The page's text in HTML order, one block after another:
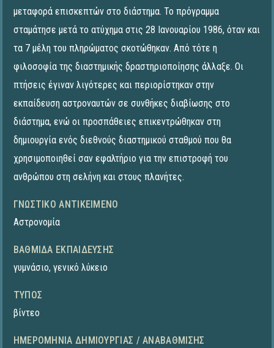
μεταφορά επισκεπτών στο διάστημα. Το πρόγραμμα
σταμάτησε μετά το ατύχημα στις 28 Ιανουαρίου 1986, όταν και
τα 7 μέλη του πληρώματος σκοτώθηκαν. Από τότε η
φιλοσοφία της διαστημικής δραστηριοποίησης άλλαξε. Οι
πτήσεις έγιναν λιγότερες και περιορίστηκαν στην
εκπαίδευση αστροναυτών σε συνθήκες διαβίωσης στο
διάστημα, ενώ οι προσπάθειες επικεντρώθηκαν στη
δημιουργία ενός διεθνούς διαστημικού σταθμού που θα
χρησιμοποιηθεί σαν εφαλτήριο για την επιστροφή του
ανθρώπου στη σελήνη και στους πλανήτες.
ΓΝΩΣΤΙΚΌ ΑΝΤΙΚΕΊΜΕΝΟ
Αστρονομία
ΒΑΘΜΊΔΑ ΕΚΠΑΊΔΕΥΣΗΣ
γυμνάσιο, γενικό λύκειο
ΤΎΠΟΣ
βίντεο
ΗΜΕΡΟΜΗΝΊΑ ΔΗΜΙΟΥΡΓΊΑΣ / ΑΝΑΒΆΘΜΙΣΗΣ